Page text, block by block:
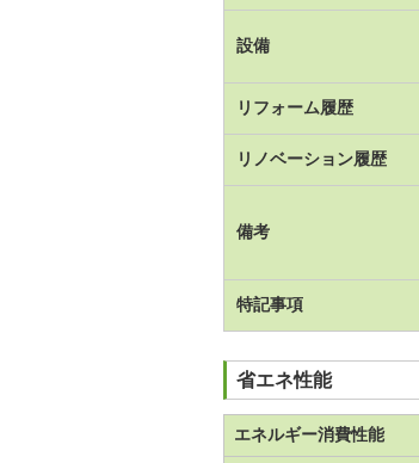
設備
リフォーム履歴
リノベーション履歴
備考
特記事項
省エネ性能
エネルギー消費性能